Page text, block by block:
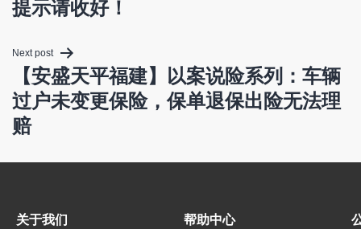
提示请收好！
Next post
【安盛天平福建】以案说险系列：车辆
过户未变更保险，保单退保出险无法理
赔
关于我们 帮助中心